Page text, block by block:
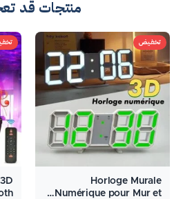
منتجات قد
تخفيض
Horloge Murale
Numérique pour Mur et…
+…